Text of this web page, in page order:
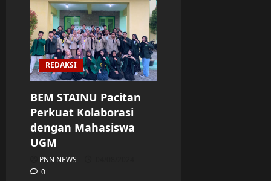
REDAKSI
BEM STAINU Pacitan
Perkuat Kolaborasi
dengan Mahasiswa
UGM
PNN NEWS
0